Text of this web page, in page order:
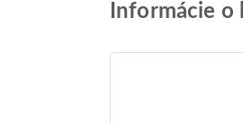
Informácie o